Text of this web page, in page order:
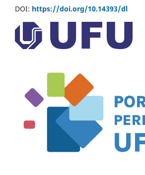
DOI: https://doi.org/10.14393/dl